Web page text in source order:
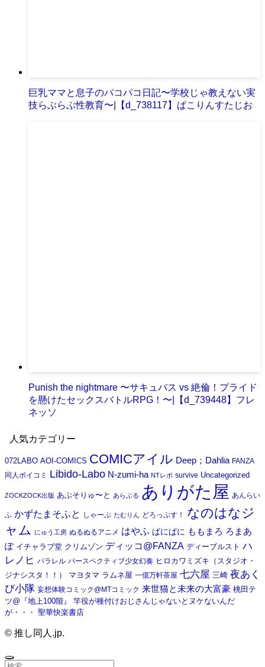
巨乳ママと息子のパコパコ日記〜学校じゃ教えない実
技らぶらぶ性教育〜|【d_738117】ぱこりんすたじお
Punish the nightmare 〜サキュバス vs 絶倫！プライド
を懸けたセックスバトルRPG！〜|【d_739448】フレ
ネッソ
人気カテゴリー
072LABO AOI-COMICS COMICアイル Deep；Dahlia FANZA
同人ボイコミ
Libido-Labo N-zumi-ha NTレボ survive Uncategorized
ZOCKZOCK出版 あぶそりゅ〜と あらぶる ありがた屋 あんらい
ふ かずたまそふと しゃーぷ たむりん どろっぷす！
なのはなジ
ャム にゅう工房 ぬるぬるアニメ はやふ ぱにぱに ももまろ ろまあ
ぽ イチャラブ堂 クリムゾン ディッコ@FANZA ディーブルスト ハ
レノヒ パラレル パースペクティブ少女幻奏 ヒロカワミズキ（スタジオ・
ジナシスタ！！）
マヨタマ ラムネ屋 一億万軒茶屋 七六屋 三崎 夜あく
び小隊 妄想体験コミック@MTコミック 来世猫と未来の大富豪 桃田テ
ツ@『地上100階』
竿役が種付けおじさんじゃないとヌケないんだ
が・・・
聖華快楽書店
© 推し同人.jp.